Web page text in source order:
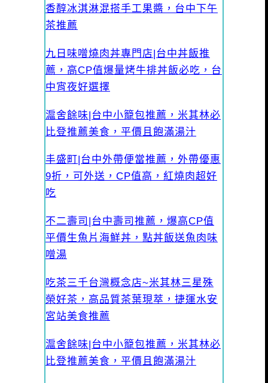
香醇冰淇淋混搭手工果醬，台中下午
茶推薦
九日味噌燒肉丼專門店|台中丼飯推
薦，高CP值爆量烤牛排丼飯必吃，台
中宵夜好選擇
滬舍餘味|台中小籠包推薦，米其林必
比登推薦美食，平價且飽滿湯汁
丰盛町|台中外帶便當推薦，外帶優惠
9折，可外送，CP值高，紅燒肉超好
吃
不二壽司|台中壽司推薦，爆高CP值
平價生魚片海鮮丼，點丼飯送魚肉味
噌湯
吃茶三千台灣概念店~米其林三星殊
榮好茶，高品質茶葉現萃，捷運水安
宮站美食推薦
滬舍餘味|台中小籠包推薦，米其林必
比登推薦美食，平價且飽滿湯汁